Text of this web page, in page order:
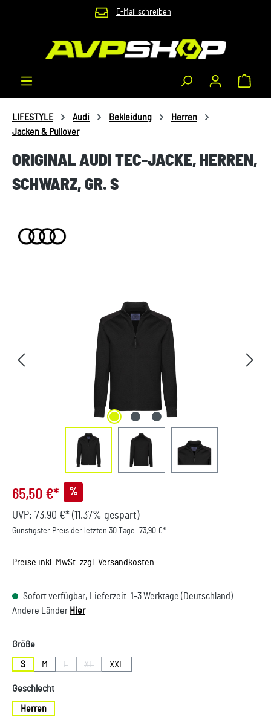
Zum Hauptinhalt springen E-Mail schreiben
LIFESTYLE Audi Bekleidung
Herren
Jacken & Pullover
ORIGINAL AUDI TEC-JACKE, HERREN,
SCHWARZ, GR. S
65,50 €* %
UVP: 73,90 €* (11.37% gespart)
Günstigster Preis der letzten 30 Tage: 73,90 €*
Preise inkl. MwSt. zzgl. Versandkosten
Sofort verfügbar, Lieferzeit: 1-3 Werktage (Deutschland).
Andere Länder Hier
Größeauswählen
S M L
(Diese Option ist zurzeit nicht verfügbar.)
XL
(Diese Option ist zurzeit nicht verfügbar.)
XXL
Geschlechtauswählen
Herren